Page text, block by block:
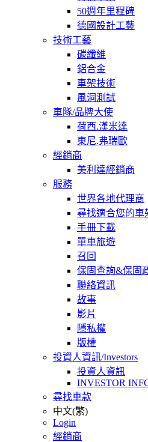
50週年里程碑
德國設計工藝
技術工藝
碳纖維
鋁合金
車架技術
風洞測試
車隊/品牌大使
荷西.漢米達
東尼.弗瑞歐
經銷商
美利達經銷商
服務
世界各地代理商
尋找適合您的車
手冊下載
單車旅遊
召回
保固查詢&保固
聯絡資訊
故事
影片
隱私權
版權
投資人資訊/Investors
投資人資訊
INVESTOR
尋找車款
中文(繁)
Login
經銷商